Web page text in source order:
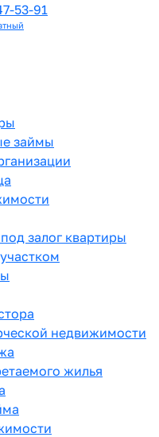
53-91
займы
залог квартиры
недвижимости
жилья